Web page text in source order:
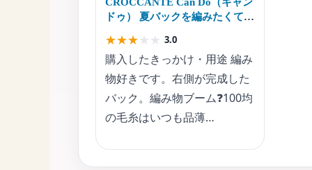
ドゥ） 夏バックを編みたくて書
★★★★ ★ 3.0
購入したきっかけ・用途 編み
物好きです。右側が完成した
バック。編み物ブーム❓100均
の毛糸はいつも品薄…